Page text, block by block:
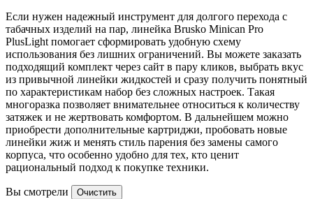
Если нужен надежный инструмент для долгого перехода с
табачных изделий на пар, линейка Brusko Minican Pro
PlusLight помогает сформировать удобную схему
использования без лишних ограничений. Вы можете заказать
подходящий комплект через сайт в пару кликов, выбрать вкус
из привычной линейки жидкостей и сразу получить понятный
по характеристикам набор без сложных настроек. Такая
многоразка позволяет внимательнее относиться к количеству
затяжек и не жертвовать комфортом. В дальнейшем можно
приобрести дополнительные картриджи, пробовать новые
линейки жиж и менять стиль парения без замены самого
корпуса, что особенно удобно для тех, кто ценит
рациональный подход к покупке техники.
Вы смотрели Очистить